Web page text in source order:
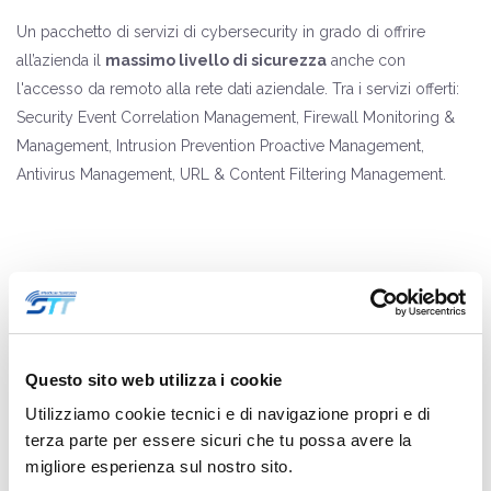
Questo sito web utilizza i cookie
Utilizziamo cookie tecnici e di navigazione propri e di
terza parte per essere sicuri che tu possa avere la
migliore esperienza sul nostro sito.
Un pacchetto di servizi di cybersecurity in grado di offrire
all’azienda il massimo livello di sicurezza anche con
l'accesso da remoto alla rete dati aziendale. Tra i servizi offerti:
Security Event Correlation Management, Firewall Monitoring &
Management, Intrusion Prevention Proactive Management,
Antivirus Management, URL & Content Filtering Management.
Controllo accessi
Creare una barriera all'ingresso degli edifici per evitare l’entrata
di persone con una temperatura corporea pari o superiore ai
37.5°C e/o sprovviste di mascherina. È questo l’obiettivo delle
soluzioni di controllo accessi che abbinano